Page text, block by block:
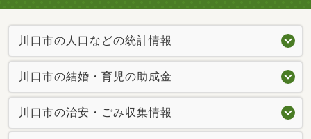
川口市の人口などの統計情報
川口市の結婚・育児の助成金
川口市の治安・ごみ収集情報